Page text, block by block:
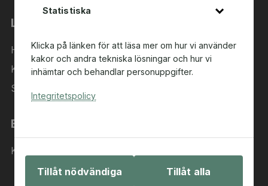
Statistiska
Klicka på länken för att läsa mer om hur vi använder
kakor och andra tekniska lösningar och hur vi
inhämtar och behandlar personuppgifter.
Integritetspolicy
Tillåt nödvändiga Tillåt alla
Länkar
Hem
Kategorier
Sök i sortimentet
Behöver du hjälp?
Kontakta oss